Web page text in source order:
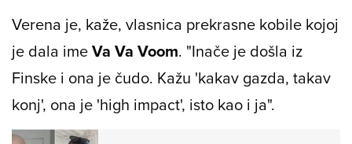
struci učitelji razredne nastave, ništa nisu
inicirali", rekla je.
Verena je, kaže, vlasnica prekrasne kobile kojoj
je dala imeVa Va Voom. "Inače je došla iz
Finske i ona je čudo. Kažu 'kakav gazda, takav